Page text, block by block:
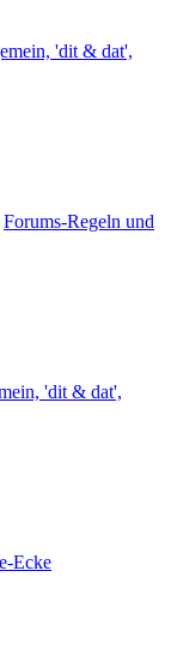
'dit & dat',
Forums-Regeln und
'dit & dat',
Ecke